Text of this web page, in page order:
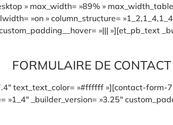
» max_width= »89% »
»on » column_structure=
»||| »][et_pb_text
FORMULAIRE DE
text_text_color= »#ffffff »][contact-form-7
_builder_version= »3.25″